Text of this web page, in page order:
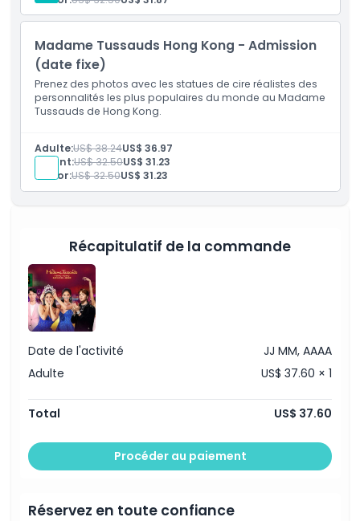
Inclus
Heures d'ouverture
Emplacement
Politique d'annulation
Madame Tussauds Hong Kong - Admission
(date fixe)
Prenez des photos avec les statues de cire réalistes des
personnalités les plus populaires du monde au Madame
Tussauds de Hong Kong.
Adulte:US$ 38.24US$ 36.97
Enfant:US$ 32.50US$ 31.23
Sénior:US$ 32.50US$ 31.23
Récapitulatif de la commande
Date de l'activité
JJ MM, AAAA
Adulte
US$ 37.60 × 1
Total US$ 37.60
Procéder au paiement
Réservez en toute confiance